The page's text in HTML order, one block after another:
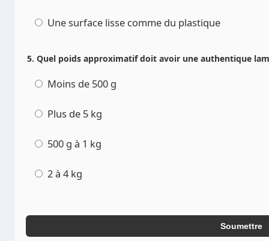
Une surface lisse comme du plastique
5. Quel poids approximatif doit avoir une authentique
Moins de 500 g
Plus de 5 kg
500 g à 1 kg
2 à 4 kg
Soumettre